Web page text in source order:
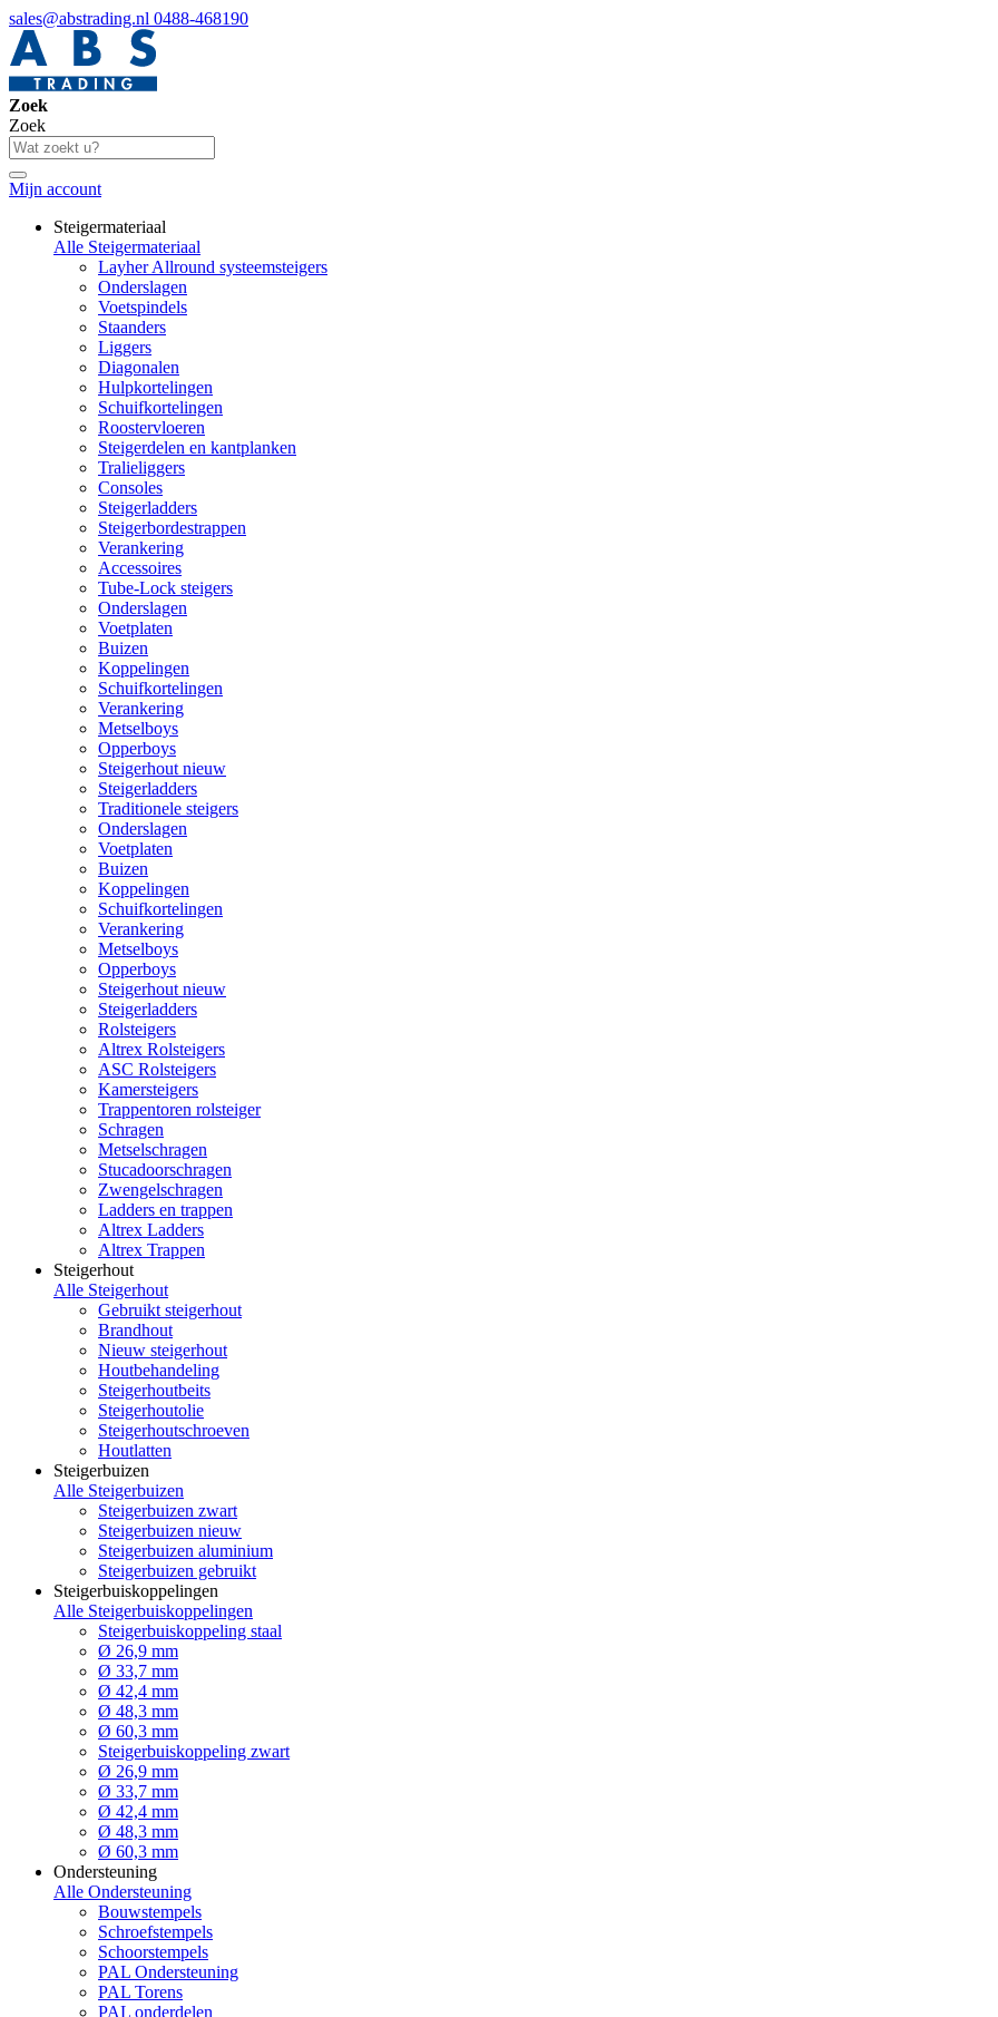
sales@abstrading.nl 0488-468190
Zoek
Zoek
Mijn account
Steigermateriaal
Alle Steigermateriaal
Layher Allround systeemsteigers
Onderslagen
Voetspindels
Staanders
Liggers
Diagonalen
Hulpkortelingen
Schuifkortelingen
Roostervloeren
Steigerdelen en kantplanken
Tralieliggers
Consoles
Steigerladders
Steigerbordestrappen
Verankering
Accessoires
Tube-Lock steigers
Onderslagen
Voetplaten
Buizen
Koppelingen
Schuifkortelingen
Verankering
Metselboys
Opperboys
Steigerhout nieuw
Steigerladders
Traditionele steigers
Onderslagen
Voetplaten
Buizen
Koppelingen
Schuifkortelingen
Verankering
Metselboys
Opperboys
Steigerhout nieuw
Steigerladders
Rolsteigers
Altrex Rolsteigers
ASC Rolsteigers
Kamersteigers
Trappentoren rolsteiger
Schragen
Metselschragen
Stucadoorschragen
Zwengelschragen
Ladders en trappen
Altrex Ladders
Altrex Trappen
Steigerhout
Alle Steigerhout
Gebruikt steigerhout
Brandhout
Nieuw steigerhout
Houtbehandeling
Steigerhoutbeits
Steigerhoutolie
Steigerhoutschroeven
Houtlatten
Steigerbuizen
Alle Steigerbuizen
Steigerbuizen zwart
Steigerbuizen nieuw
Steigerbuizen aluminium
Steigerbuizen gebruikt
Steigerbuiskoppelingen
Alle Steigerbuiskoppelingen
Steigerbuiskoppeling staal
Ø 26,9 mm
Ø 33,7 mm
Ø 42,4 mm
Ø 48,3 mm
Ø 60,3 mm
Steigerbuiskoppeling zwart
Ø 26,9 mm
Ø 33,7 mm
Ø 42,4 mm
Ø 48,3 mm
Ø 60,3 mm
Ondersteuning
Alle Ondersteuning
Bouwstempels
Schroefstempels
Schoorstempels
PAL Ondersteuning
PAL Torens
PAL onderdelen